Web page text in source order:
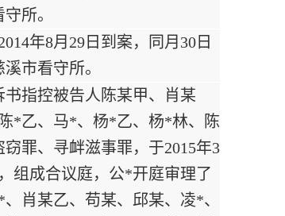
所。
年8月29日到案，同月30日
市看守所。
指控被告人陈某甲、肖某
*乙、马*、杨*乙、杨*林、陈
罪、寻衅滋事罪，于2015年3
组成合议庭，公*开庭审理了
肖某乙、苟某、邱某、凌*、